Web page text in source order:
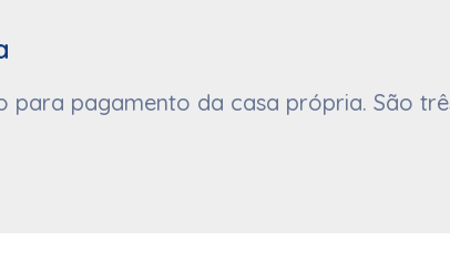
para pagamento da casa própria. São